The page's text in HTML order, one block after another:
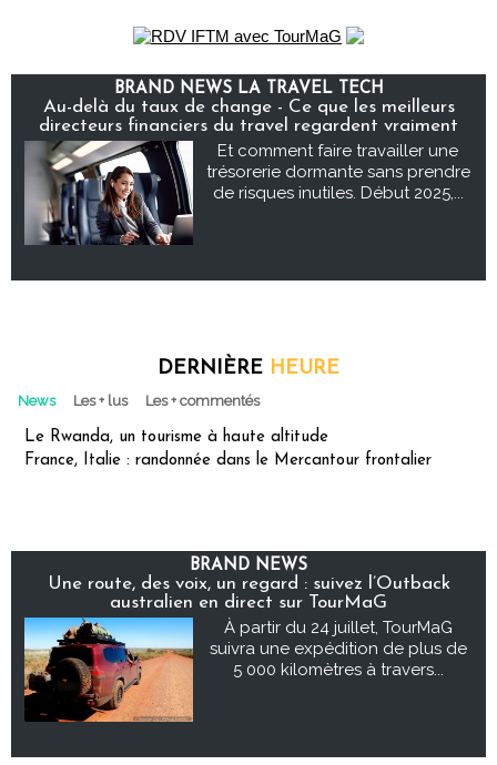
BRAND NEWS LA TRAVEL TECH
Au-delà du taux de change - Ce que les meilleurs
directeurs financiers du travel regardent vraiment
Et comment faire travailler une
trésorerie dormante sans prendre
de risques inutiles. Début 2025,...
DERNIÈRE HEURE
News Les + lus Les + commentés
Le Rwanda, un tourisme à haute altitude
France, Italie : randonnée dans le Mercantour frontalier
BRAND NEWS
Une route, des voix, un regard : suivez l’Outback
australien en direct sur TourMaG
À partir du 24 juillet, TourMaG
suivra une expédition de plus de
5 000 kilomètres à travers...